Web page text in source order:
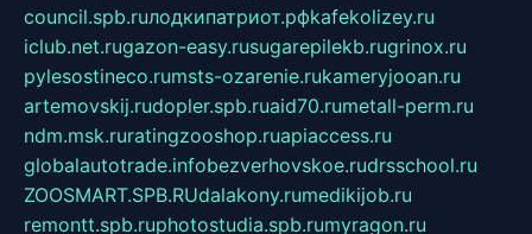
council.spb.ruлодкипатриот.рфkafekolizey.ru
iclub.net.rugazon-easy.rusugarepilekb.rugrinox.ru
pylesostineco.rumsts-ozarenie.rukameryjooan.ru
artemovskij.rudopler.spb.ruaid70.rumetall-perm.ru
ndm.msk.ruratingzooshop.ruapiaccess.ru
globalautotrade.infobezverhovskoe.rudrsschool.ru
ZOOSMART.SPB.RUdalakony.rumedikijob.ru
remontt.spb.ruphotostudia.spb.rumyragon.ru